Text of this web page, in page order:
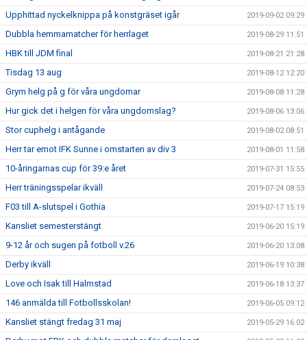
Upphittad nyckelknippa på konstgräset igår 2019-09-02 09:29
Dubbla hemmamatcher för herrlaget 2019-08-29 11:51
HBK till JDM final 2019-08-21 21:28
Tisdag 13 aug 2019-08-12 12:20
Grym helg på g för våra ungdomar 2019-08-08 11:28
Hur gick det i helgen för våra ungdomslag? 2019-08-06 13:06
Stor cuphelg i antågande 2019-08-02 08:51
Herr tar emot IFK Sunne i omstarten av div 3 2019-08-01 11:58
10-åringarnas cup för 39:e året 2019-07-31 15:55
Herr träningsspelar ikväll 2019-07-24 08:53
F03 till A-slutspel i Gothia 2019-07-17 15:19
Kansliet semesterstängt 2019-06-20 15:19
9-12 år och sugen på fotboll v.26 2019-06-20 13:08
Derby ikväll 2019-06-19 10:38
Love och Isak till Halmstad 2019-06-18 13:37
146 anmälda till Fotbollsskolan! 2019-06-05 09:12
Kansliet stängt fredag 31 maj 2019-05-29 16:02